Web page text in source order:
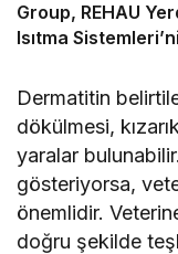
Group, REHAU
Isıtma
distribütörü oldu
Dermatitin
dökülmesi,
yaralar
gösteriyorsa,
önemlidir.
doğru şekilde